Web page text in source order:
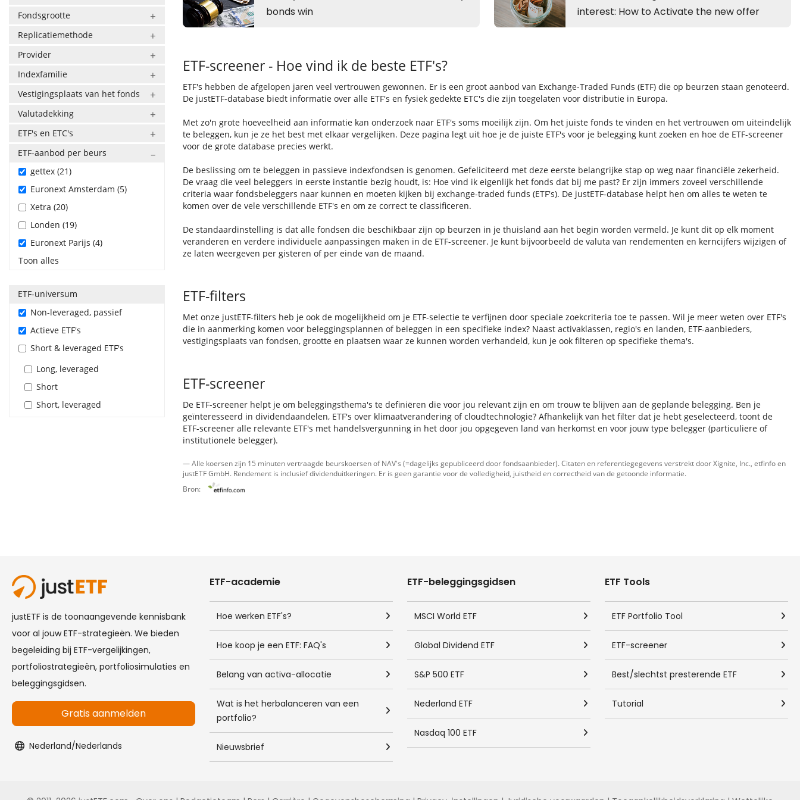
Fondsgrootte
Replicatiemethode
Provider
Indexfamilie
Vestigingsplaats van het fonds
Valutadekking
ETF's en ETC's
ETF-aanbod per beurs
gettex (21)
Euronext Amsterdam (5)
Xetra (20)
Londen (19)
Euronext Parijs (4)
Toon alles
ETF-universum
Non-leveraged, passief
Actieve ETF's
Short & leveraged ETF's
Long, leveraged
Short
Short, leveraged
ETF-screener - Hoe vind ik de beste ETF's?
ETF's hebben de afgelopen jaren veel vertrouwen gewonnen. Er is een groot aanbod van Exchange-Traded Funds (ETF) die op beurzen staan genoteerd.
De justETF-database biedt informatie over alle ETF's en fysiek gedekte ETC's die zijn toegelaten voor distributie in Europa.
Met zo'n grote hoeveelheid aan informatie kan onderzoek naar ETF's soms moeilijk zijn. Om het juiste fonds te vinden en het vertrouwen om uiteindelijk
te beleggen, kun je ze het best met elkaar vergelijken. Deze pagina legt uit hoe je de juiste ETF's voor je belegging kunt zoeken en hoe de ETF-screener
voor de grote database precies werkt.
De beslissing om te beleggen in passieve indexfondsen is genomen. Gefeliciteerd met deze eerste belangrijke stap op weg naar financiële zekerheid.
De vraag die veel beleggers in eerste instantie bezig houdt, is: Hoe vind ik eigenlijk het fonds dat bij me past? Er zijn immers zoveel verschillende
criteria waar fondsbeleggers naar kunnen en moeten kijken bij exchange-traded funds (ETF's). De justETF-database helpt hen om alles te weten te
komen over de vele verschillende ETF's en om ze correct te classificeren.
De standaardinstelling is dat alle fondsen die beschikbaar zijn op beurzen in je thuisland aan het begin worden vermeld. Je kunt dit op elk moment
veranderen en verdere individuele aanpassingen maken in de ETF-screener. Je kunt bijvoorbeeld de valuta van rendementen en kerncijfers wijzigen of
ze laten weergeven per gisteren of per einde van de maand.
ETF-filters
Met onze justETF-filters heb je ook de mogelijkheid om je ETF-selectie te verfijnen door speciale zoekcriteria toe te passen. Wil je meer weten over ETF's
die in aanmerking komen voor beleggingsplannen of beleggen in een specifieke index? Naast activaklassen, regio's en landen, ETF-aanbieders,
vestigingsplaats van fondsen, grootte en plaatsen waar ze kunnen worden verhandeld, kun je ook filteren op specifieke thema's.
ETF-screener
De ETF-screener helpt je om beleggingsthema's te definiëren die voor jou relevant zijn en om trouw te blijven aan de geplande belegging. Ben je
geïnteresseerd in dividendaandelen, ETF's over klimaatverandering of cloudtechnologie? Afhankelijk van het filter dat je hebt geselecteerd, toont de
ETF-screener alle relevante ETF's met handelsvergunning in het door jou opgegeven land van herkomst en voor jouw type belegger (particuliere of
institutionele belegger).
— Alle koersen zijn 15 minuten vertraagde beurskoersen of NAV's (=dagelijks gepubliceerd door fondsaanbieder). Citaten en referentiegegevens verstrekt doorXignite, Inc. etfinfoen
justETF GmbH. Rendement is inclusief dividenduitkeringen. Er is geen garantie voor de volledigheid, juistheid en correctheid van de getoonde informatie.
Bron: